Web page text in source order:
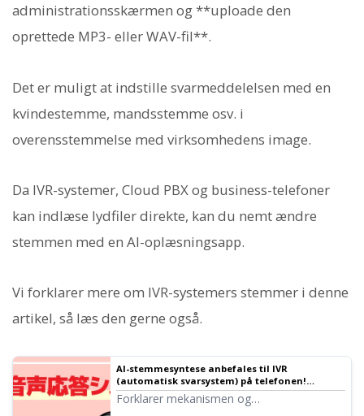
administrationsskærmen og **uploade den
oprettede MP3- eller WAV-fil**.
Det er muligt at indstille svarmeddelelsen med en
kvindestemme, mandsstemme osv. i
overensstemmelse med virksomhedens image.
Da IVR-systemer, Cloud PBX og business-telefoner
kan indlæse lydfiler direkte, kan du nemt ændre
stemmen med en AI-oplæsningsapp.
Vi forklarer mere om IVR-systemers stemmer i denne
artikel, så læs den gerne også.
AI-stemmesyntese anbefales til IVR
(automatisk svarsystem) på telefonen!
Forklarer metoder og fordele i detaljer |
Ondoku
Forklarer mekanismen og